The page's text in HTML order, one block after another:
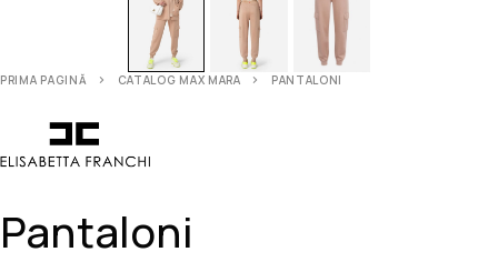
PRIMA PAGINĂ CATALOG MAX MARA PANTALONI
Pantaloni